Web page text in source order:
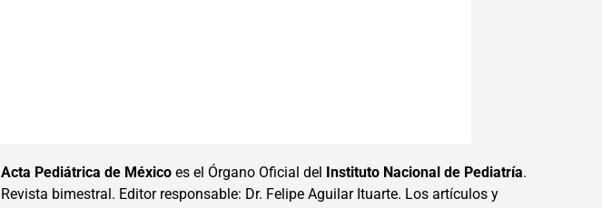
Acta Pediátrica de México es el Órgano Oficial del Instituto Nacional de Pediatría.
Revista bimestral. Editor responsable: Dr. Felipe Aguilar Ituarte. Los artículos y